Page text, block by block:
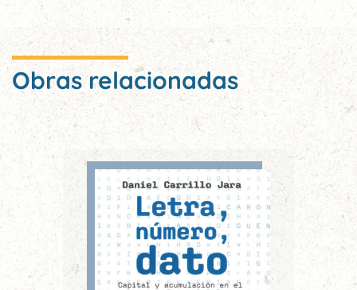
Obras relacionadas